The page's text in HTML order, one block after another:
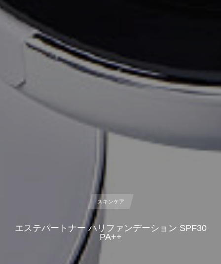
スキンケア
エステパートナー ハリファンデーション SPF30
PA++